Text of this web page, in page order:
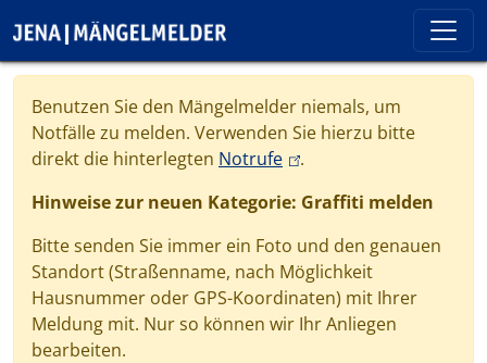
Benutzen Sie den Mängelmelder niemals, um
Notfälle zu melden. Verwenden Sie hierzu bitte
direkt die hinterlegten Notrufe(link is external)
.
Hinweise zur neuen Kategorie: Graffiti melden
Bitte senden Sie immer ein Foto und den genauen
Standort (Straßenname, nach Möglichkeit
Hausnummer oder GPS-Koordinaten) mit Ihrer
Meldung mit. Nur so können wir Ihr Anliegen
bearbeiten.